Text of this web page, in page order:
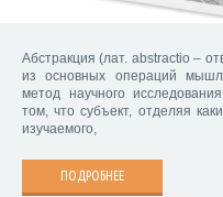
Абстракция (лат. abstractio –
из основных операций
метод научного
том, что субъект, отделяя
изучаемого,
ПОДРОБНЕЕ